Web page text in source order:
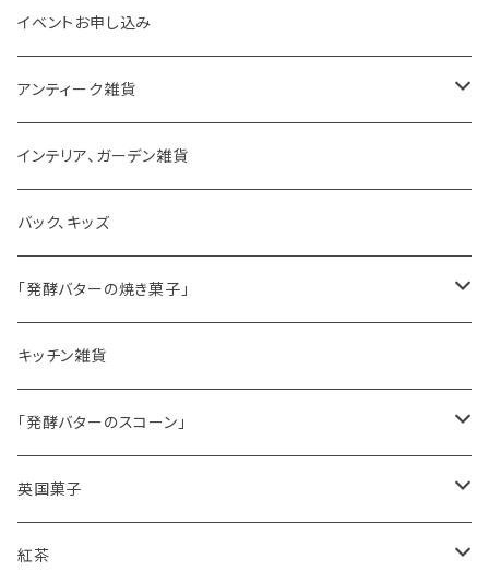
イベントお申し込み
アンティーク雑貨
ゼリーモールド
コンポート
ハマースレイ
インテリア、ガーデン雑貨
バック、キッズ
「発酵バターの焼き菓子」
バターサンドクッキー
シードケーキ
レモンドリズルケーキ
オーガニックラベンダー
キッチン雑貨
「発酵バターのスコーン」
プレーンスコーン
スコーンギフト
アールグレイティースコーン
英国菓子
レモンドリズルケーキ
紅茶